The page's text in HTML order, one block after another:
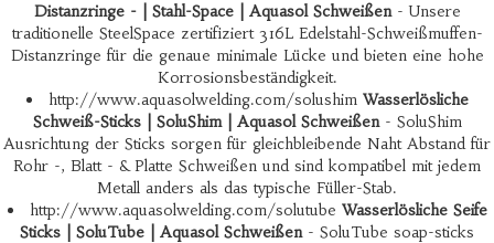
Distanzringe - | Stahl-Space | Aquasol Schweißen- Unsere
traditionelle SteelSpace zertifiziert 316L Edelstahl-Schweißmuffen-
Distanzringe für die genaue minimale Lücke und bieten eine hohe
Korrosionsbeständigkeit.
http://www.aquasolwelding.com/solushim Wasserlösliche
Schweiß-Sticks | SoluShim | Aquasol Schweißen- SoluShim
Ausrichtung der Sticks sorgen für gleichbleibende Naht Abstand für
Rohr -, Blatt - & Platte Schweißen und sind kompatibel mit jedem
Metall anders als das typische Füller-Stab.
http://www.aquasolwelding.com/solutube Wasserlösliche Seife
Sticks | SoluTube | Aquasol Schweißen- SoluTube soap-sticks